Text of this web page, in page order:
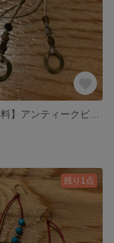
残り1点